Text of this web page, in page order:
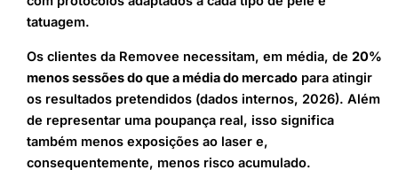
tatuagem.
Os clientes da Removee necessitam, em média, de20%
menos sessões do que a média do mercado para atingir
os resultados pretendidos (dados internos, 2026). Além
de representar uma poupança real, isso significa
também menos exposições ao laser e,
consequentemente, menos risco acumulado.